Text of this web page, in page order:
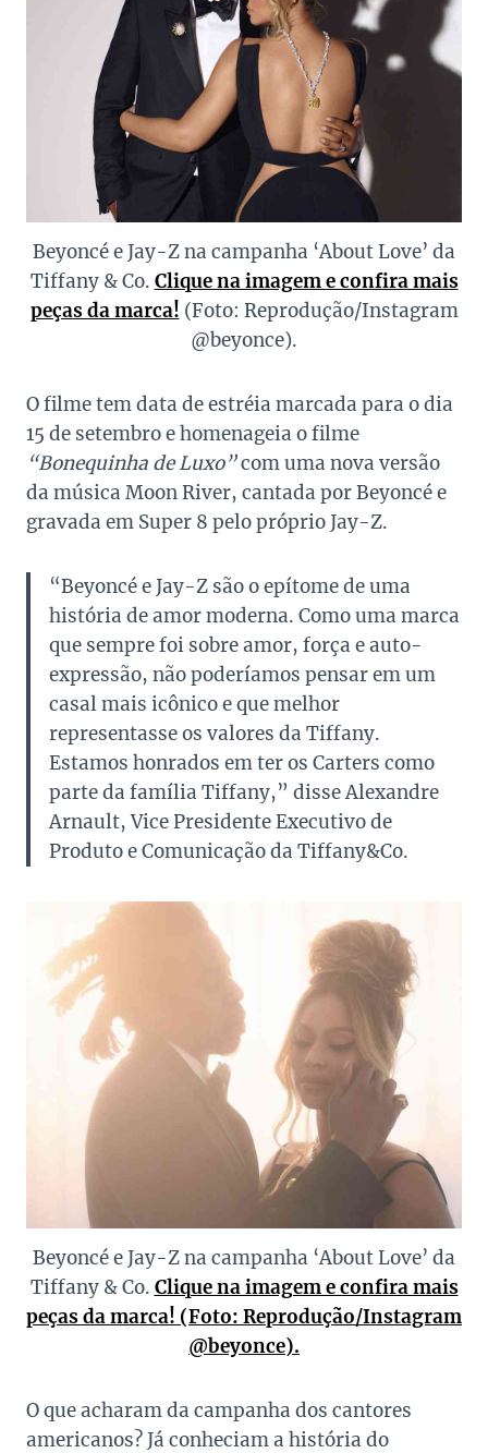
Beyoncé e Jay-Z na campanha ‘About Love’ da
Tiffany & Co. Clique na imagem e confira mais
peças da marca! (Foto: Reprodução/Instagram
@beyonce).
O filme tem data de estréia marcada para o dia
15 de setembro e homenageia o filme
“Bonequinha de Luxo”com uma nova versão
da música Moon River, cantada por Beyoncé e
gravada em Super 8 pelo próprio Jay-Z.
“Beyoncé e Jay-Z são o epítome de uma
história de amor moderna. Como uma marca
que sempre foi sobre amor, força e auto-
expressão, não poderíamos pensar em um
casal mais icônico e que melhor
representasse os valores da Tiffany.
Estamos honrados em ter os Carters como
parte da família Tiffany,” disse Alexandre
Arnault, Vice Presidente Executivo de
Produto e Comunicação da Tiffany&Co.
Beyoncé e Jay-Z na campanha ‘About Love’ da
Tiffany & Co. Clique na imagem e confira mais
peças da marca! (Foto: Reprodução/Instagram
@beyonce).
O que acharam da campanha dos cantores
americanos? Já conheciam a história do